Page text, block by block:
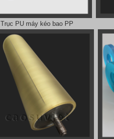
Trục PU máy kéo bao PP